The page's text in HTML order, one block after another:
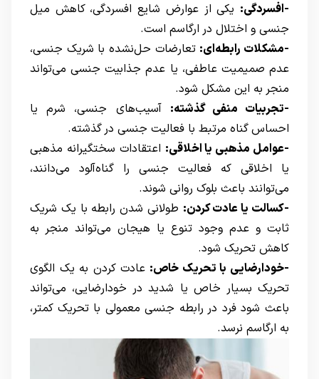
-افسردگی: یکی از عوارض شایع افسردگی، کاهش میل
جنسی و اختلال در ارگاسم است.
-مشکلات رابطه‌ای: تعارضات حل‌نشده با شریک جنسی،
عدم صمیمیت عاطفی، یا عدم جذابیت جنسی می‌تواند
منجر به این مشکل شود.
-تجربیات منفی گذشته: آسیب‌های جنسی، شرم یا
احساس گناه مرتبط با فعالیت جنسی در گذشته.
-عوامل مذهبی یا اخلاقی: اعتقادات سختگیرانه مذهبی
یا اخلاقی که فعالیت جنسی را گناه‌آلود می‌دانند،
می‌توانند باعث بلوک روانی شوند.
-کسالت یا عادت کردن: طولانی شدن رابطه با یک شریک
ثابت و عدم وجود تنوع یا هیجان می‌تواند منجر به
کاهش تحریک شود.
-خودارضایی با تحریک خاص: عادت کردن به یک الگوی
تحریک بسیار خاص یا شدید در خودارضایی، می‌تواند
باعث شود فرد در رابطه جنسی معمولی با تحریک کمتر،
به ارگاسم نرسد.